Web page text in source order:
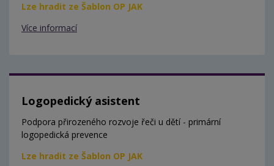
Lze hradit ze Šablon OP JAK
Více informací
Logopedický asistent
Podpora přirozeného rozvoje řeči u dětí - primární
logopedická prevence
Lze hradit ze Šablon OP JAK